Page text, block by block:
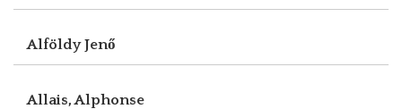
Alföldy Jenő
Allais, Alphonse